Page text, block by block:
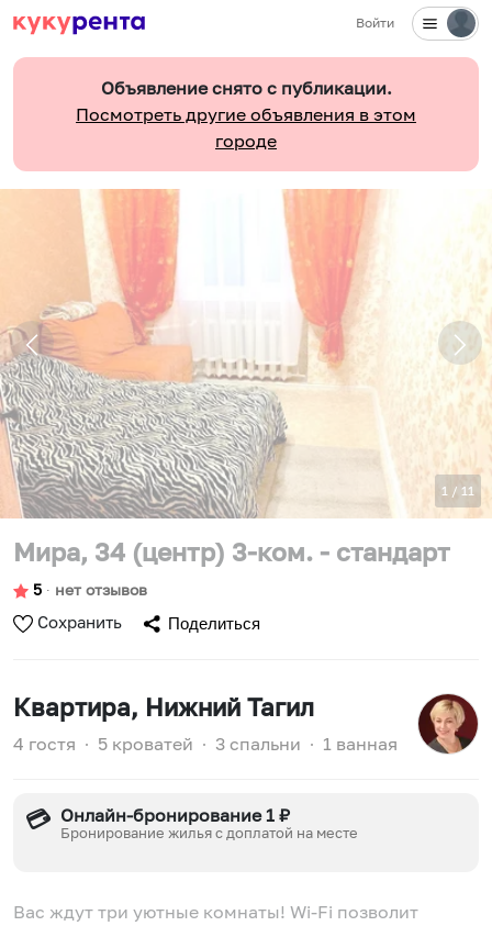
Войти
Объявление снято с публикации.
Посмотреть другие объявления в этом
городе
1 / 11
Мира, 34 (центр) 3-ком. - стандарт
5 ∙ нет отзывов
Сохранить Поделиться
Квартира, Нижний Тагил
4 гостя ∙ 5 кроватей ∙ 3 спальни ∙ 1 ванная
💳 Онлайн-бронирование 1 ₽
Бронирование жилья с доплатой на месте
Вас ждут три уютные комнаты! Wi-Fi позволит